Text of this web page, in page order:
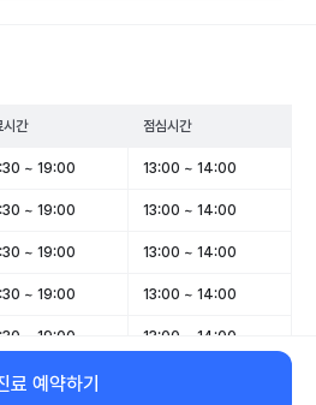
시간 점심시간
~ 19:00 13:00 ~ 14:00
~ 19:00 13:00 ~ 14:00
~ 19:00 13:00 ~ 14:00
~ 19:00 13:00 ~ 14:00
~ 19:00 13:00 ~ 14:00
~ 14:00
료 예약하기